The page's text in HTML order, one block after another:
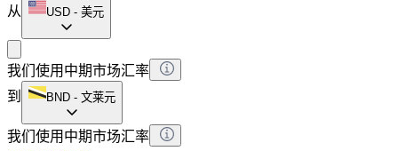
从
USD - 美元
我们使用中期市场汇率
到
BND - 文莱元
我们使用中期市场汇率